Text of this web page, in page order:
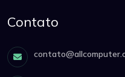
Contato